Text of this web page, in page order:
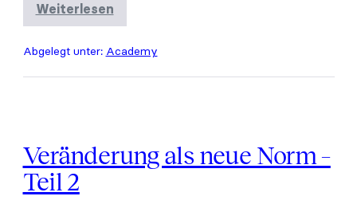
Weiterlesen
Veränderung
als
Norm
Teil
Abgelegt unter: Academy
Veränderung als neue Norm –
Teil 2